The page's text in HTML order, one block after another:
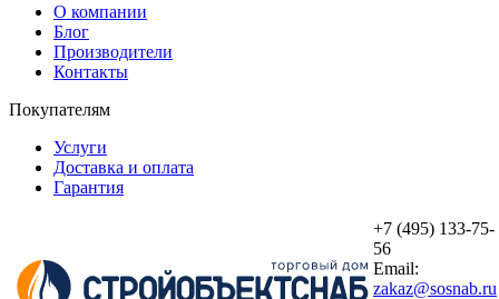
О компании
Блог
Производители
Контакты
Покупателям
Услуги
Доставка и оплата
Гарантия
+7 (495) 133-75-
56
Email:
zakaz@sosnab.ru